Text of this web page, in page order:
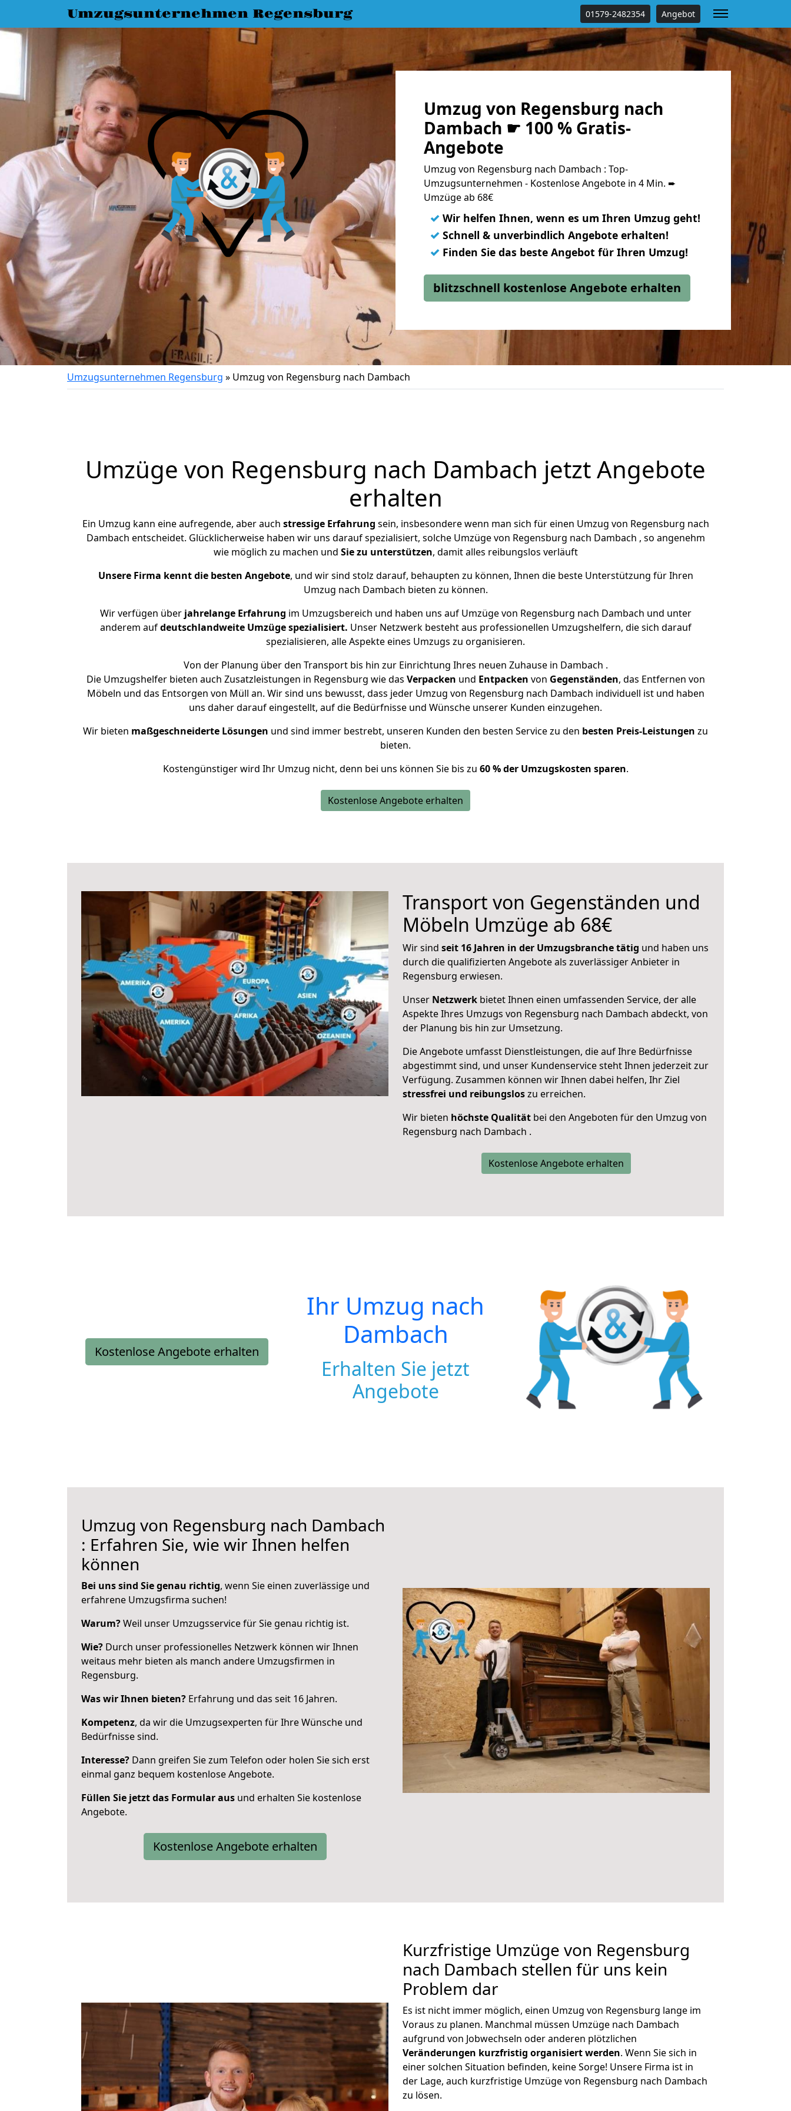
Umzugsunternehmen Regensburg 01579-2482354 Angebot
Umzug von Regensburg nach
Dambach ☛ 100 % Gratis-
Angebote
Umzug von Regensburg nach Dambach : Top-
Umzugsunternehmen - Kostenlose Angebote in 4 Min. ➨
Umzüge ab 68€
✓ Wir helfen Ihnen, wenn es um Ihren Umzug geht!
✓ Schnell & unverbindlich Angebote erhalten!
✓ Finden Sie das beste Angebot für Ihren Umzug!
blitzschnell kostenlose Angebote erhalten
Umzugsunternehmen Regensburg » Umzug von Regensburg nach Dambach
Umzüge von Regensburg nach Dambach jetzt Angebote
erhalten
Ein Umzug kann eine aufregende, aber auch stressige Erfahrung sein, insbesondere wenn man sich für einen Umzug von Regensburg nach
Dambach entscheidet. Glücklicherweise haben wir uns darauf spezialisiert, solche Umzüge von Regensburg nach Dambach , so angenehm
wie möglich zu machen und Sie zu unterstützen, damit alles reibungslos verläuft
Unsere Firma kennt die besten Angebote, und wir sind stolz darauf, behaupten zu können, Ihnen die beste Unterstützung für Ihren
Umzug nach Dambach bieten zu können.
Wir verfügen überjahrelange Erfahrung im Umzugsbereich und haben uns auf Umzüge von Regensburg nach Dambach und unter
anderem aufdeutschlandweite Umzüge spezialisiert. Unser Netzwerk besteht aus professionellen Umzugshelfern, die sich darauf
spezialisieren, alle Aspekte eines Umzugs zu organisieren.
Von der Planung über den Transport bis hin zur Einrichtung Ihres neuen Zuhause in Dambach .
Die Umzugshelfer bieten auch Zusatzleistungen in Regensburg wie das Verpacken und Entpacken von Gegenständen, das Entfernen von
Möbeln und das Entsorgen von Müll an. Wir sind uns bewusst, dass jeder Umzug von Regensburg nach Dambach individuell ist und haben
uns daher darauf eingestellt, auf die Bedürfnisse und Wünsche unserer Kunden einzugehen.
Wir bieten maßgeschneiderte Lösungen und sind immer bestrebt, unseren Kunden den besten Service zu den besten Preis-Leistungen zu
bieten.
Kostengünstiger wird Ihr Umzug nicht, denn bei uns können Sie bis zu 60 % der Umzugskosten sparen.
Kostenlose Angebote erhalten
Transport von Gegenständen und
Möbeln Umzüge ab 68€
Wir sind seit 16 Jahren in der Umzugsbranche tätig und haben uns
durch die qualifizierten Angebote als zuverlässiger Anbieter in
Regensburg erwiesen.
Unser Netzwerk bietet Ihnen einen umfassenden Service, der alle
Aspekte Ihres Umzugs von Regensburg nach Dambach abdeckt, von
der Planung bis hin zur Umsetzung.
Die Angebote umfasst Dienstleistungen, die auf Ihre Bedürfnisse
abgestimmt sind, und unser Kundenservice steht Ihnen jederzeit zur
Verfügung. Zusammen können wir Ihnen dabei helfen, Ihr Ziel
stressfrei und reibungsloszu erreichen.
Wir bieten höchste Qualität bei den Angeboten für den Umzug von
Regensburg nach Dambach .
Kostenlose Angebote erhalten
Kostenlose Angebote erhalten
Ihr Umzug nach
Dambach
Erhalten Sie jetzt
Angebote
Umzug von Regensburg nach Dambach
: Erfahren Sie, wie wir Ihnen helfen
können
Bei uns sind Sie genau richtig, wenn Sie einen zuverlässige und
erfahrene Umzugsfirma suchen!
Warum?Weil unser Umzugsservice für Sie genau richtig ist.
Wie? Durch unser professionelles Netzwerk können wir Ihnen
weitaus mehr bieten als manch andere Umzugsfirmen in
Regensburg.
Was wir Ihnen bieten? Erfahrung und das seit 16 Jahren.
Kompetenz, da wir die Umzugsexperten für Ihre Wünsche und
Bedürfnisse sind.
Interesse? Dann greifen Sie zum Telefon oder holen Sie sich erst
einmal ganz bequem kostenlose Angebote.
Füllen Sie jetzt das Formular aus und erhalten Sie kostenlose
Angebote.
Kostenlose Angebote erhalten
Kurzfristige Umzüge von Regensburg
nach Dambach stellen für uns kein
Problem dar
Es ist nicht immer möglich, einen Umzug von Regensburg lange im
Voraus zu planen. Manchmal müssen Umzüge nach Dambach
aufgrund von Jobwechseln oder anderen plötzlichen
Veränderungen kurzfristig organisiert werden. Wenn Sie sich in
einer solchen Situation befinden, keine Sorge! Unsere Firma ist in
der Lage, auch kurzfristige Umzüge von Regensburg nach Dambach
zu lösen.